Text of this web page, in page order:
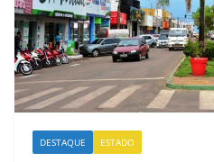
DESTAQUE ESTADO